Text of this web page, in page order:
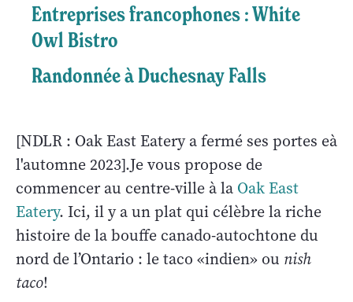
Entreprises francophones : White
Owl Bistro
Randonnée à Duchesnay Falls
[NDLR : Oak East Eatery a fermé ses portes eà
l'automne 2023].Je vous propose de
commencer au centre-ville à la Oak East
Eatery. Ici, il y a un plat qui célèbre la riche
histoire de la bouffe canado-autochtone du
nord de l’Ontario : le taco «indien» ou nish
taco!